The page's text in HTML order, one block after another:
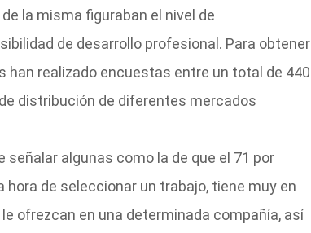
la misma figuraban el nivel de
de desarrollo profesional. Para obtener
realizado encuestas entre un total de 440
distribución de diferentes mercados
algunas como la de que el 71 por
de seleccionar un trabajo, tiene muy en
ofrezcan en una determinada compañía, así